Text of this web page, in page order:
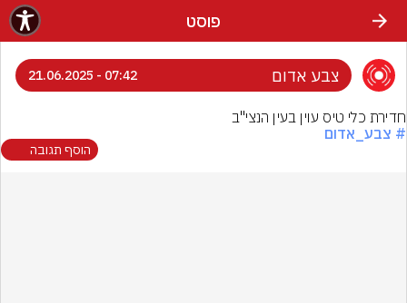
פוסט
צבע אדום 07:42 - 21.06.2025
חדירת כלי טיס עוין בעין הנצי''ב
# צבע_אדום
הוסף תגובה